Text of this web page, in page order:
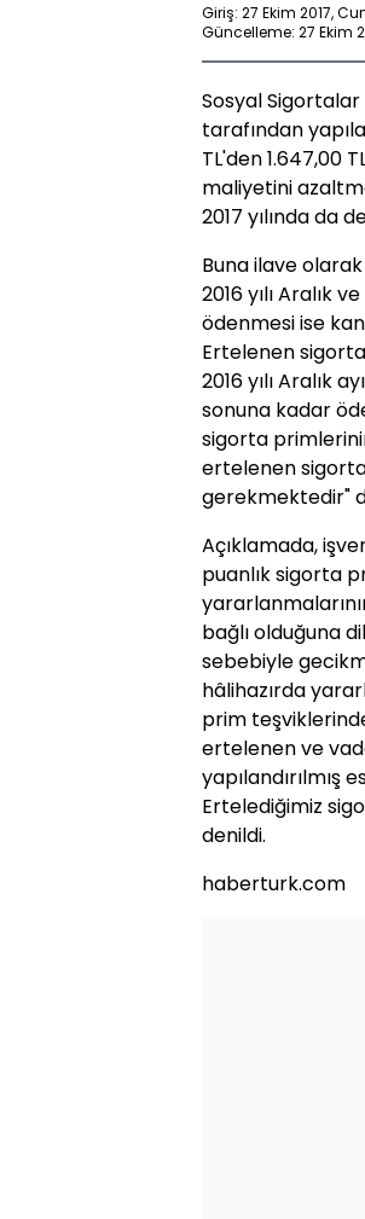
Giriş: 27 Ekim 2017,
Güncelleme: 27 Ekim
Sosyal
tarafından
TL'den 1.647,00
maliyetini
2017 yılında da
Buna ilave
2016 yılı Aralık
ödenmesi ise
Ertelenen
2016 yılı Aralık
sonuna kadar
sigorta primlerinin
ertelenen
gerekmektedir"
Açıklamada,
puanlık sigorta
bağlı olduğuna
sebebiyle
hâlihazırda
prim
ertelenen ve
yapılandırılmış
Ertelediğimiz
denildi.
haberturk.com